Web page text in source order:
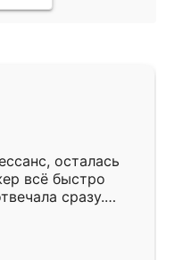
осталась
всё быстро
сразу.
подошёл к
Собрали
аккуратно, даже